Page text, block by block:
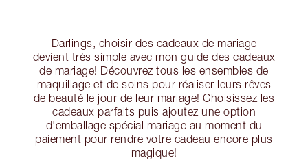
Darlings, choisir des cadeaux de mariage
devient très simple avec mon guide des cadeaux
de mariage! Découvrez tous les ensembles de
maquillage et de soins pour réaliser leurs rêves
de beauté le jour de leur mariage! Choisissez les
cadeaux parfaits puis ajoutez une option
d'emballage spécial mariage au moment du
paiement pour rendre votre cadeau encore plus
magique!